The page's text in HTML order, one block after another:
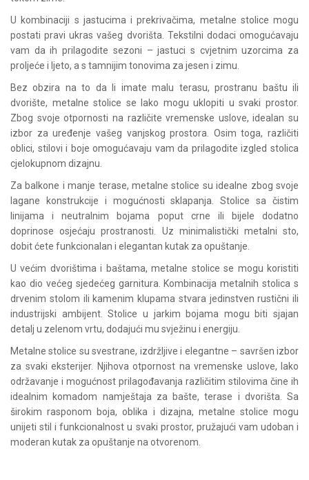
U kombinaciji s jastucima i prekrivačima, metalne stolice mogu
postati pravi ukras vašeg dvorišta. Tekstilni dodaci omogućavaju
vam da ih prilagodite sezoni – jastuci s cvjetnim uzorcima za
proljeće i ljeto, a s tamnijim tonovima za jesen i zimu.
Bez obzira na to da li imate malu terasu, prostranu baštu ili
dvorište, metalne stolice se lako mogu uklopiti u svaki prostor.
Zbog svoje otpornosti na različite vremenske uslove, idealan su
izbor za uređenje vašeg vanjskog prostora. Osim toga, različiti
oblici, stilovi i boje omogućavaju vam da prilagodite izgled stolica
cjelokupnom dizajnu.
Za balkone i manje terase, metalne stolice su idealne zbog svoje
lagane konstrukcije i mogućnosti sklapanja. Stolice sa čistim
linijama i neutralnim bojama poput crne ili bijele dodatno
doprinose osjećaju prostranosti. Uz minimalistički metalni sto,
dobit ćete funkcionalan i elegantan kutak za opuštanje.
U većim dvorištima i baštama, metalne stolice se mogu koristiti
kao dio većeg sjedećeg garnitura. Kombinacija metalnih stolica s
drvenim stolom ili kamenim klupama stvara jedinstven rustični ili
industrijski ambijent. Stolice u jarkim bojama mogu biti sjajan
detalj u zelenom vrtu, dodajući mu svježinu i energiju.
Metalne stolice su svestrane, izdržljive i elegantne – savršen izbor
za svaki eksterijer. Njihova otpornost na vremenske uslove, lako
održavanje i mogućnost prilagođavanja različitim stilovima čine ih
idealnim komadom namještaja za bašte, terase i dvorišta. Sa
širokim rasponom boja, oblika i dizajna, metalne stolice mogu
unijeti stil i funkcionalnost u svaki prostor, pružajući vam udoban i
moderan kutak za opuštanje na otvorenom.